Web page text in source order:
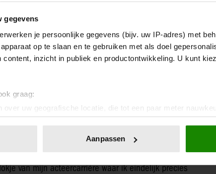
gegevens
je persoonlijke gegevens (bijv. uw IP-adres) met
op te slaan en te gebruiken met als doel
content, inzicht in publiek en productontwikkeling. U kunt
graag:
over uw geografische locatie, die tot een paar meter
door het actief te scannen op specifieke eigenschappen
of intrekken in de Cookieverklaring.
en advertenties te personaliseren, om functies voor
Aanpassen
stapte uit de serie toen ze zich verloofde met prins Harry (Foto:
van mijn acteercarrière waar ik eindelijk precies